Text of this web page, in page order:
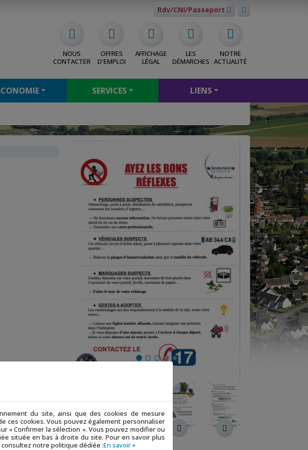
du site, ainsi que des cookies de mesure
ces cookies. Vous pouvez également personnaliser
« Confirmer la sélection ». Vous pouvez modifier ou
située en bas à droite du site. Pour en savoir plus
notre politique dédiée :En savoir +
Rdv/CNI/Passeport
NOUS
CONTACTER
OFFRES
D'EMPLOI
AFFICHAGE
LÉGAL
LES
DÉMARCHES
NOTRE
ACTUALITÉ
SERVICES LIENS